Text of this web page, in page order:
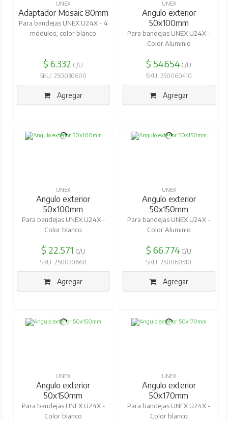
UNEX
Adaptador Mosaic 80mm
Para bandejas UNEX U24X - 4
módulos, color blanco
$ 6.332 C/U
SKU: 250030600
Agregar
UNEX
Angulo exterior
50x100mm
Para bandejas UNEX U24X -
Color Aluminio
$ 54.654 C/U
SKU: 250060410
Agregar
UNEX
Angulo exterior
50x100mm
Para bandejas UNEX U24X -
Color blanco
$ 22.571 C/U
SKU: 250030660
Agregar
UNEX
Angulo exterior
50x150mm
Para bandejas UNEX U24X -
Color Aluminio
$ 66.774 C/U
SKU: 250060510
Agregar
UNEX
Angulo exterior
50x150mm
Para bandejas UNEX U24X -
Color blanco
UNEX
Angulo exterior
50x170mm
Para bandejas UNEX U24X -
Color blanco